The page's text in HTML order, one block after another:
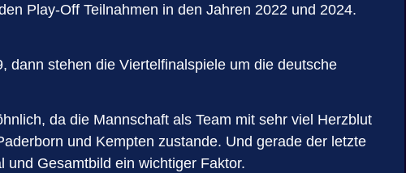
Play-Off Teilnahmen in den Jahren 2022 und 2024.
dann stehen die Viertelfinalspiele um die deutsche
da die Mannschaft als Team mit sehr viel Herzblut
und Kempten zustande. Und gerade der letzte
Gesamtbild ein wichtiger Faktor.